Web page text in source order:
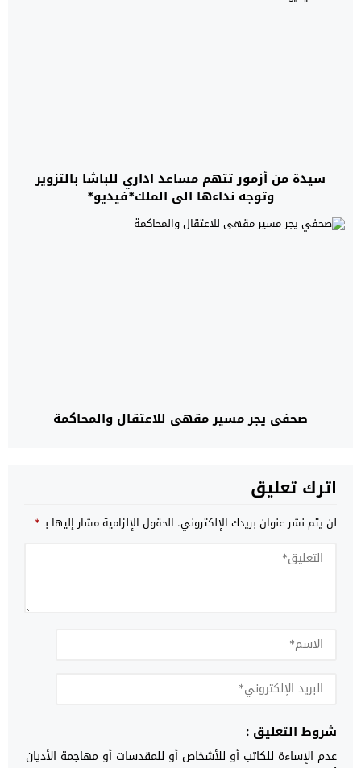
سيدة من أزمور تتهم مساعد اداري للباشا بالتزوير
وتوجه نداءها الى الملك*فيديو*
صحفي يجر مسير مقهى للاعتقال والمحاكمة
اترك تعليق
لن يتم نشر عنوان بريدك الإلكتروني. الحقول الإلزامية مشار إليها بـ*
شروط التعليق :
عدم الإساءة للكاتب أو للأشخاص أو للمقدسات أو مهاجمة الأديان